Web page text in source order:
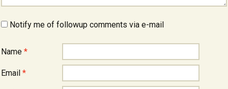
Notify me of followup comments via e-mail
Name *
Email *